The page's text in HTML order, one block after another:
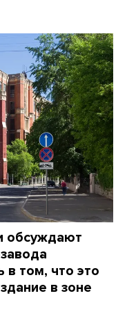
обсуждают
в том, что это
в зоне